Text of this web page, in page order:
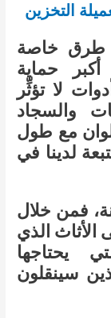
التخزين
طرق خاصة
حماية
لا تؤثِّر
والسجاد
مع طول
لدينا في
فمن خلال
الأثاث الذي
يحتاجها
سينقلون